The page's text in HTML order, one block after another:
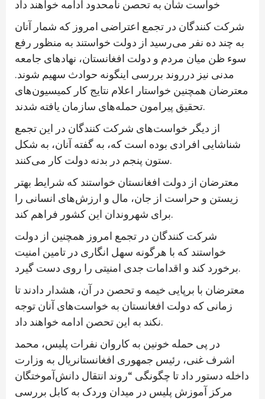
خواست شان به تحصن نامحدود ادامه خواهند داد
شرکت کنندگان در تجمع اعتراضی امروز که شمار آنان
به چند ده نفر می‌رسید از دولت خواستند به منظور رفع
سوء ظن میان مردم و دولت افغانستان، نهادهای جامعه
مدنی نیز درروند بررسی اینگونه حوادث سهیم شوند.
معترضان همچنین خواستار اعلام نتایج کار کمیسیون‌های
تحقیق پیرامون حمله‌های سازمان یافته شدند.
از دیگر خواست‌های شرکت کنندگان در این تجمع
شناشایی افرادی بوده است که، به گفته آنان، به شکل
ستون پنجم در بدنه دولت کار می‌کنند.
معترضان از دولت افغانستان خواستند که شرایط بهتر
زیستن و حراست از جان، مال و ارزش‌های انسانی را
برای شهروندان این کشور فراهم کند.
شرکت کنندگان در تجمع امروز همچنین از دولت
خواستند که با هرگونه سهل انگاری در تامین امنیت
برخورد کند و اقدامات جدی امنیتی را روی دست گیرد.
معترضان با برپایی خیمه و تحصن در آن، هشدار دادند تا
زمانی که دولت افغانستان به خواست‌های آنان توجه
نکند به این تحصن ادامه خواهند داد.
در پی حمله خونین به کاروان نفرات پلیس، محمد
اشرف غنی، رئیس جمهوری افغانستانريال به وزارت
داخله دستور داد تا چگونگی “روند انتقال دانش‌آموختگان
مرکز آموزش پلیس در میدان وردک به کابل بررسی